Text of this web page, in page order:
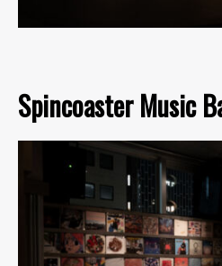
Spincoaster Music